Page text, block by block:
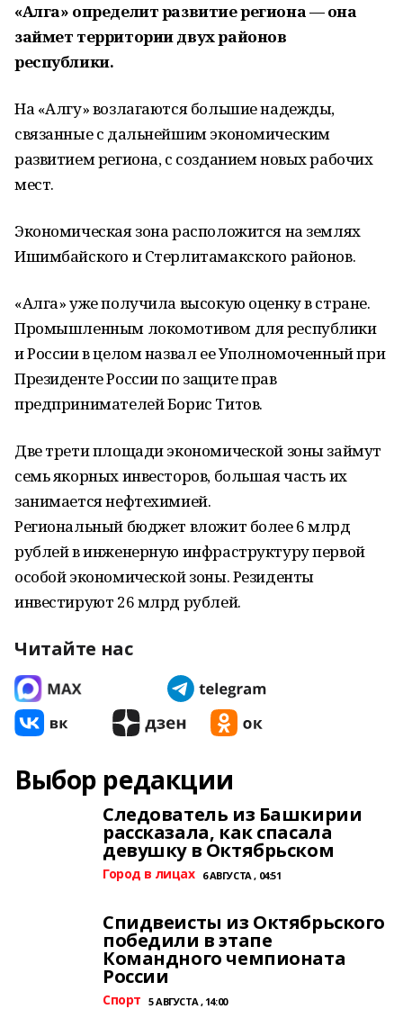
«Алга» определит развитие региона — она
займет территории двух районов
республики.
На «Алгу» возлагаются большие надежды,
связанные с дальнейшим экономическим
развитием региона, с созданием новых рабочих
мест.
Экономическая зона расположится на землях
Ишимбайского и Стерлитамакского районов.
«Алга» уже получила высокую оценку в стране.
Промышленным локомотивом для республики
и России в целом назвал ее Уполномоченный при
Президенте России по защите прав
предпринимателей Борис Титов.
Две трети площади экономической зоны займут
семь якорных инвесторов, большая часть их
занимается нефтехимией.
Региональный бюджет вложит более 6 млрд
рублей в инженерную инфраструктуру первой
особой экономической зоны. Резиденты
инвестируют 26 млрд рублей.
Читайте нас
Выбор редакции
Следователь из Башкирии
рассказала, как спасала
девушку в Октябрьском
Город в лицах 6 АВГУСТА , 04:51
Спидвеисты из Октябрьского
победили в этапе
Командного чемпионата
России
Спорт 5 АВГУСТА , 14:00